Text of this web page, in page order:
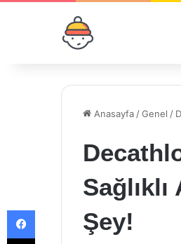
Anasayfa /Genel /
Şey!
Facebook
X